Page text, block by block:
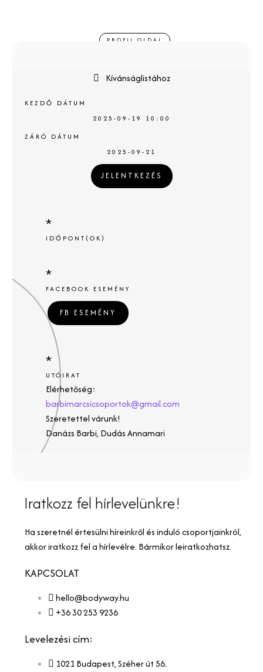
PROFIL OLDAL
Kívánságlistához
KEZDŐ DÁTUM
2025-09-19 10:00
ZÁRÓ DÁTUM
2025-09-21
JELENTKEZÉS
*
IDŐPONT(OK)
*
FACEBOOK ESEMÉNY
FB ESEMÉNY
*
UTÓIRAT
Elérhetőség:
barbimarcsicsoportok@gmail.com
Szeretettel várunk!
Danázs Barbi, Dudás Annamari
Iratkozz fel hírlevelünkre!
Ha szeretnél értesülni híreinkről és induló csoportjainkról,
akkor iratkozz fel a hírlevélre. Bármikor leiratkozhatsz.
KAPCSOLAT
hello@bodyway.hu
+36 30 253 9236
Levelezési cím:
1021 Budapest, Széher út 56.